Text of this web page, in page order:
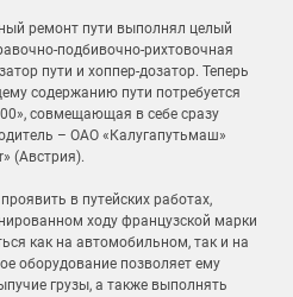
ремонт пути выполнял целый
подбивочно-рихтовочная
пути и хоппер-дозатор. Теперь
содержанию пути потребуется
совмещающая в себе сразу
– ОАО «Калугапутьмаш»
(Австрия).
в путейских работах,
ходу французской марки
как на автомобильном, так и на
оборудование позволяет ему
грузы, а также выполнять